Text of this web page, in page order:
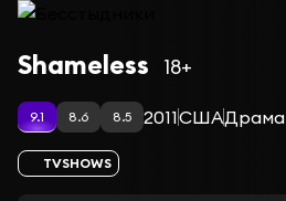
Сериал Бесстыдники — сезон 11
Shameless 18+
9.1 8.6 8.5 2011СШАДрама
TVSHOWS